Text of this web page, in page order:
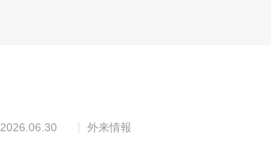
2026.06.30 外来情報